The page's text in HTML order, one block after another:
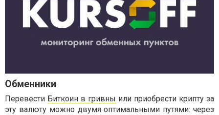
Обменники
Перевести Биткоин в гривны или приобрести крипту за
эту валюту можно двумя оптимальными путями: через